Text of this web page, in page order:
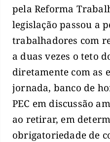
pela Reforma
legislação passou a
trabalhadores com
a duas vezes o teto
diretamente com as
jornada, banco de
PEC em discussão
ao retirar, em
obrigatoriedade de